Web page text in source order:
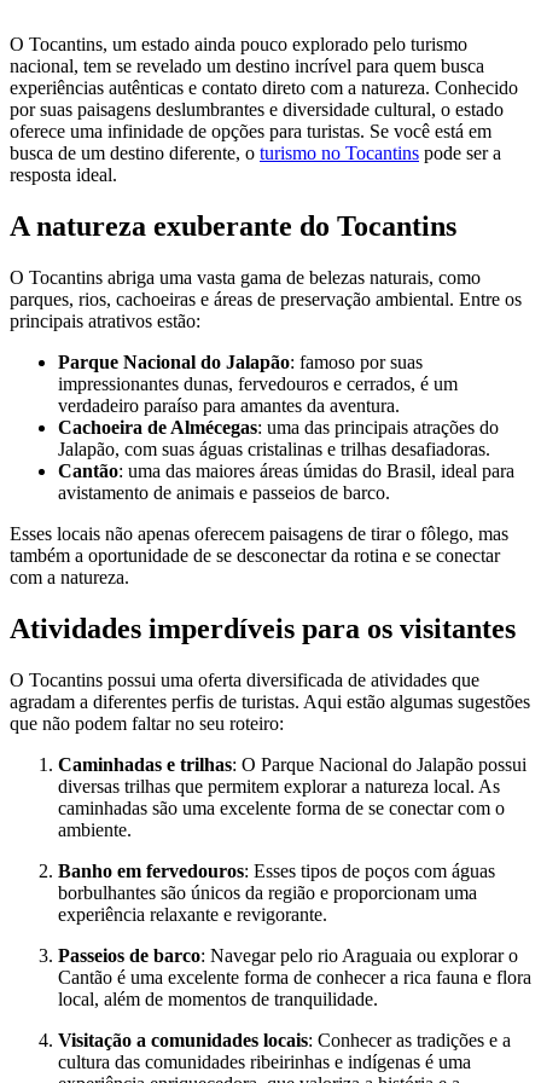
O Tocantins, um estado ainda pouco explorado pelo turismo
nacional, tem se revelado um destino incrível para quem busca
experiências autênticas e contato direto com a natureza. Conhecido
por suas paisagens deslumbrantes e diversidade cultural, o estado
oferece uma infinidade de opções para turistas. Se você está em
busca de um destino diferente, o turismo no Tocantins pode ser a
resposta ideal.
A natureza exuberante do Tocantins
O Tocantins abriga uma vasta gama de belezas naturais, como
parques, rios, cachoeiras e áreas de preservação ambiental. Entre os
principais atrativos estão:
Parque Nacional do Jalapão: famoso por suas
impressionantes dunas, fervedouros e cerrados, é um
verdadeiro paraíso para amantes da aventura.
Cachoeira de Almécegas: uma das principais atrações do
Jalapão, com suas águas cristalinas e trilhas desafiadoras.
Cantão: uma das maiores áreas úmidas do Brasil, ideal para
avistamento de animais e passeios de barco.
Esses locais não apenas oferecem paisagens de tirar o fôlego, mas
também a oportunidade de se desconectar da rotina e se conectar
com a natureza.
Atividades imperdíveis para os visitantes
O Tocantins possui uma oferta diversificada de atividades que
agradam a diferentes perfis de turistas. Aqui estão algumas sugestões
que não podem faltar no seu roteiro:
Caminhadas e trilhas: O Parque Nacional do Jalapão possui
diversas trilhas que permitem explorar a natureza local. As
caminhadas são uma excelente forma de se conectar com o
ambiente.
Banho em fervedouros: Esses tipos de poços com águas
borbulhantes são únicos da região e proporcionam uma
experiência relaxante e revigorante.
Passeios de barco: Navegar pelo rio Araguaia ou explorar o
Cantão é uma excelente forma de conhecer a rica fauna e flora
local, além de momentos de tranquilidade.
Visitação a comunidades locais: Conhecer as tradições e a
cultura das comunidades ribeirinhas e indígenas é uma